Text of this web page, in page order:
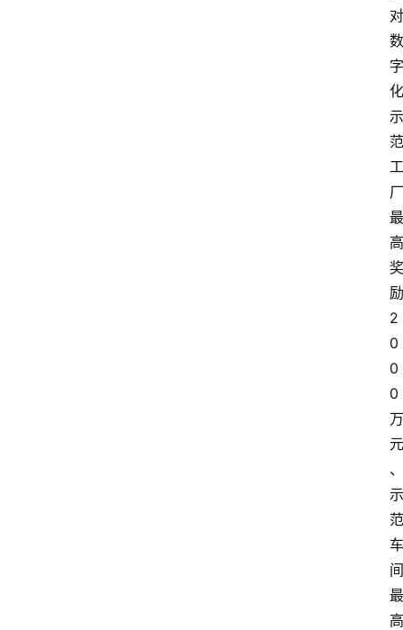
对
数
字
化
示
范
工
厂
最
高
奖
励
2
0
0
0
万
元
、
示
范
车
间
最
高